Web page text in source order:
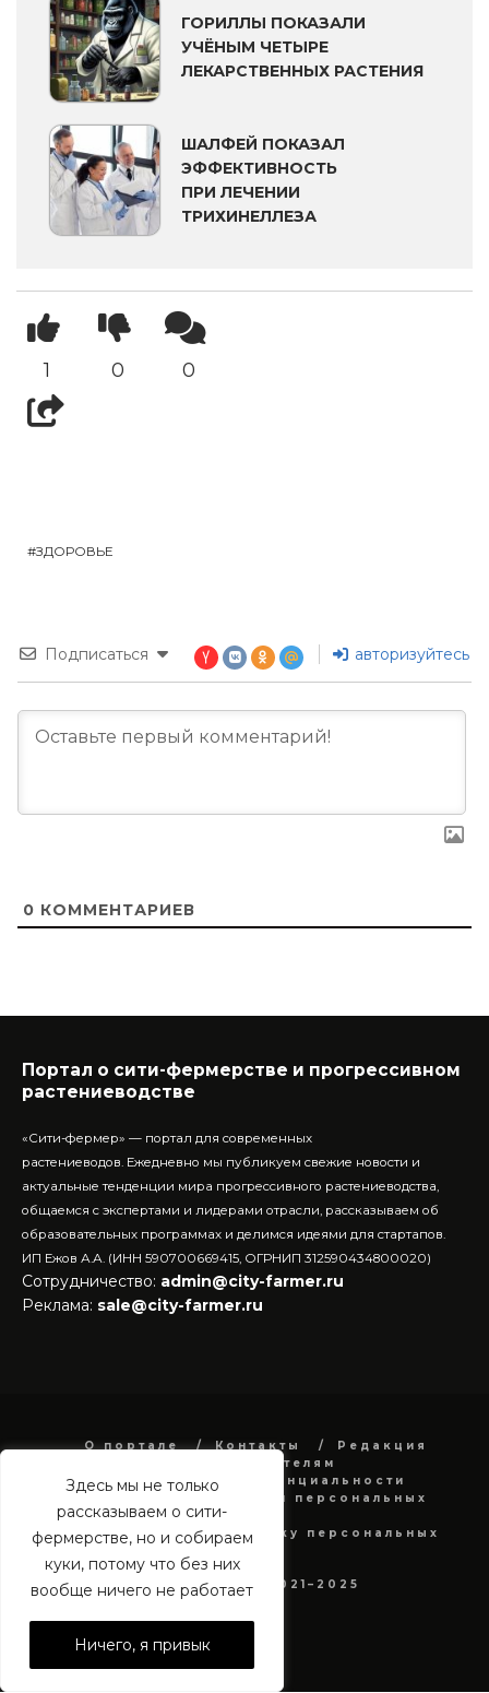
Здесь мы не только
рассказываем о сити-
фермерстве, но и собираем
куки, потому что без них
вообще ничего не работает
Ничего, я привык
ГОРИЛЛЫ ПОКАЗАЛИ
УЧЁНЫМ ЧЕТЫРЕ
ЛЕКАРСТВЕННЫХ РАСТЕНИЯ
ШАЛФЕЙ ПОКАЗАЛ
ЭФФЕКТИВНОСТЬ
ПРИ ЛЕЧЕНИИ
ТРИХИНЕЛЛЕЗА
1 0 0
ЗДОРОВЬЕ
Подписаться авторизуйтесь
0 КОММЕНТАРИЕВ
Портал о сити-фермерстве и прогрессивном
растениеводстве
«Сити-фермер» — портал для современных
растениеводов. Ежедневно мы публикуем свежие новости и
актуальные тенденции мира прогрессивного растениеводства,
общаемся с экспертами и лидерами отрасли, рассказываем об
образовательных программах и делимся идеями для стартапов.
ИП Ежов А.А. (ИНН 590700669415, ОГРНИП 312590434800020)
Сотрудничество: admin@city-farmer.ru
Реклама: sale@city-farmer.ru
О портале Контакты
Редакция
Рекламодателям
Политика конфиденциальности
в отношении обработки персональных
данных
Согласие на обработку персональных
данных
city-farmer.ru 2021–2025